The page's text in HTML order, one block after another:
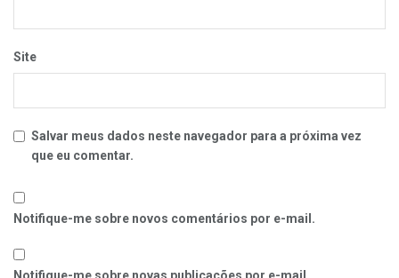
Site
Salvar meus dados neste navegador para a próxima vez
que eu comentar.
Notifique-me sobre novos comentários por e-mail.